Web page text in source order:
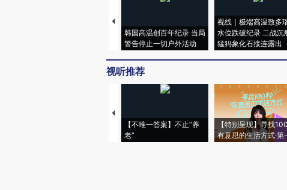
韩国高温创百年纪录 当局
警告停止一切户外活动
视线｜极端高温致多
水位跌破纪录 二战沉
猛犸象化石接连露出
视听推荐
【不唯一答案】不止“养
老”
【特别呈现】寻找
有意思的生活方式·第